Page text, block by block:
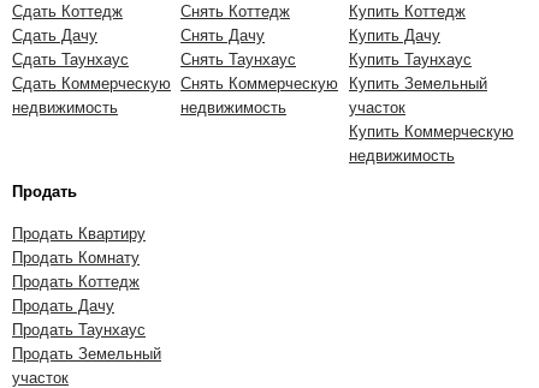
Сдать Коттедж
Сдать Дачу
Сдать Таунхаус
Сдать Коммерческую
недвижимость
Снять Коттедж
Снять Дачу
Снять Таунхаус
Снять Коммерческую
недвижимость
Купить Коттедж
Купить Дачу
Купить Таунхаус
Купить Земельный
участок
Купить Коммерческую
недвижимость
Продать
Продать Квартиру
Продать Комнату
Продать Коттедж
Продать Дачу
Продать Таунхаус
Продать Земельный
участок